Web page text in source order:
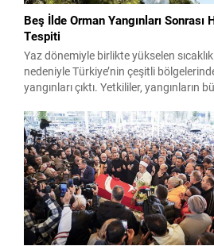
Beş İlde Orman Yangınları Sonrası
Tespiti
Yaz dönemiyle birlikte yükselen
nedeniyle Türkiye’nin çeşitli
yangınları çıktı. Yetkililer, yangınların
sürmesi nedeniyle vatandaşları
çağırıyor. Çevre, Şehircilik ve İklim
Bakanı Murat Kurum, beş ilde yapılan
tespitlerinin sonuçlarını paylaştı ve
yanında olunacağını vurguladı.
tespit...